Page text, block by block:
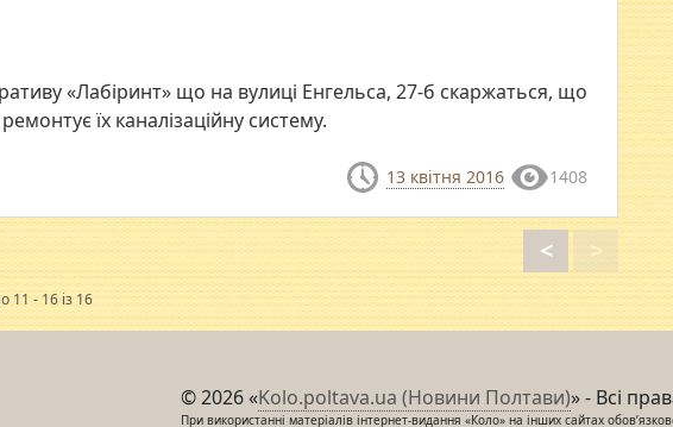
«Лабіринт» що на вулиці Енгельса, 27-б скаржаться, що
їх каналізаційну систему.
13 квітня 2016 1408
< >
11 - 16 із 16
© 2026 «Kolo.poltava.ua (Новини Полтави)» - Всі
При використанні матеріалів інтернет-видання «Коло» на інших сайтах